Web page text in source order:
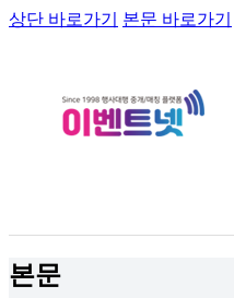
상단 바로가기 본문 바로가기
본문